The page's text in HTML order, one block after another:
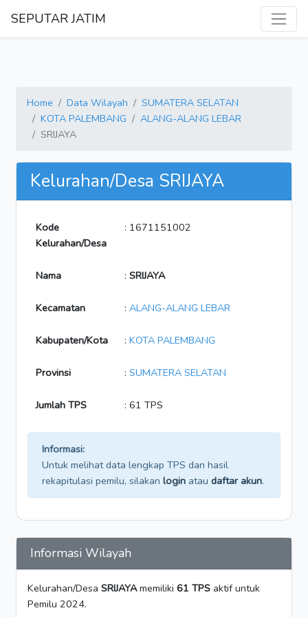
SEPUTAR JATIM
Home Data Wilayah
SUMATERA SELATAN
KOTA PALEMBANG
ALANG-ALANG LEBAR
SRIJAYA
Kelurahan/Desa SRIJAYA
Kode
Kelurahan/Desa
: 1671151002
Nama : SRIJAYA
Kecamatan : ALANG-ALANG LEBAR
Kabupaten/Kota : KOTA PALEMBANG
Provinsi : SUMATERA SELATAN
Jumlah TPS : 61 TPS
Informasi:
Untuk melihat data lengkap TPS dan hasil
rekapitulasi pemilu, silakan login atau daftar akun.
Informasi Wilayah
Kelurahan/Desa SRIJAYAmemiliki 61 TPS aktif untuk
Pemilu 2024.